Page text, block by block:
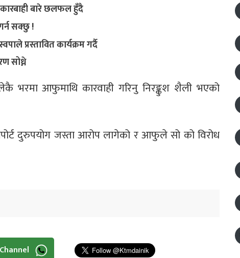
बारे छलफल हुँदै
सक्छु !
प्रस्तावित कार्यक्रम गर्दै
सोध्ने
भरमा आफुमाथि कारवाही गरिनु निरङ्कुश शैली भएको
दुरुपयोग जस्ता आरोप लागेको र आफुले सो को विरोध